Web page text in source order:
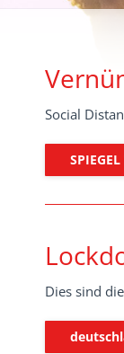
Social
Dies sind